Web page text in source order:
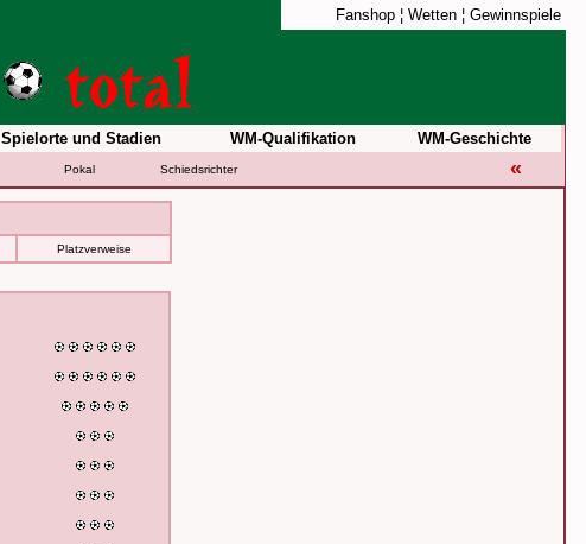
Fanshop ¦ Wetten ¦ Gewinnspiele
Spielorte und Stadien WM-Qualifikation WM-Geschichte
Pokal Schiedsrichter «
Platzverweise